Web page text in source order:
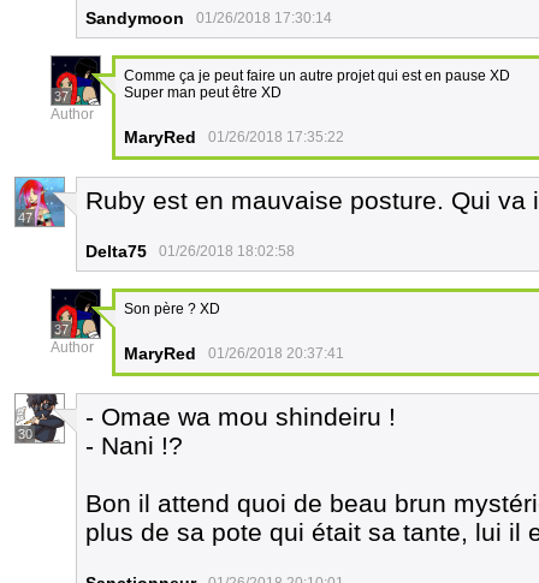
Sandymoon 01/26/2018 17:30:14
37
Author
Comme ça je peut faire un autre projet qui est en pause XD
Super man peut être XD
MaryRed 01/26/2018 17:35:22
47
Ruby est en mauvaise posture. Qui
Delta75 01/26/2018 18:02:58
37
Author
Son père ? XD
MaryRed 01/26/2018 20:37:41
30
- Omae wa mou shindeiru !
- Nani !?
Bon il attend quoi de beau brun
plus de sa pote qui était sa tante, lui il